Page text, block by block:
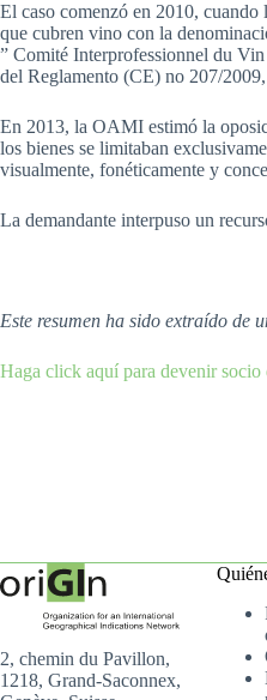
El caso comenzó en 2010,
que cubren vino con la
” Comité Interprofessionnel du
del Reglamento (CE) no 207/
En 2013, la OAMI estimó la
los bienes se limitaban
visualmente, fonéticamente y
La demandante interpuso un
Este resumen ha sido extraído de
Haga click aquí para devenir socio
2, chemin du Pavillon,
1218, Grand-Saconnex,